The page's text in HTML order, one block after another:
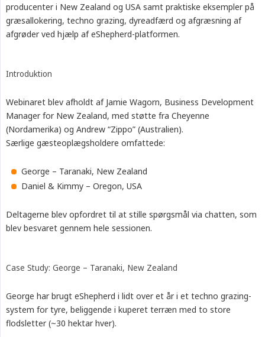
producenter i New Zealand og USA samt praktiske eksempler på
græsallokering, techno grazing, dyreadfærd og afgræsning af
afgrøder ved hjælp af eShepherd-platformen.
Introduktion
Webinaret blev afholdt af Jamie Wagorn, Business Development
Manager for New Zealand, med støtte fra Cheyenne
(Nordamerika) og Andrew “Zippo” (Australien).
Særlige gæsteoplægsholdere omfattede:
George – Taranaki, New Zealand
Daniel & Kimmy – Oregon, USA
Deltagerne blev opfordret til at stille spørgsmål via chatten, som
blev besvaret gennem hele sessionen.
Case Study: George – Taranaki, New Zealand
George har brugt eShepherd i lidt over et år i et techno grazing-
system for tyre, beliggende i kuperet terræn med to store
flodsletter (~30 hektar hver).